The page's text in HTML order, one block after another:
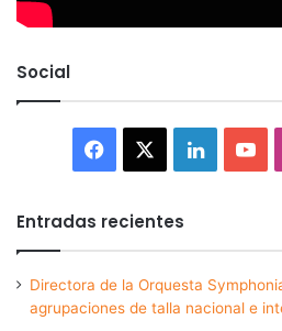
Social
Facebook LinkedIn
Entradas recientes
Directora de la Orquesta
agrupaciones de talla nacional e